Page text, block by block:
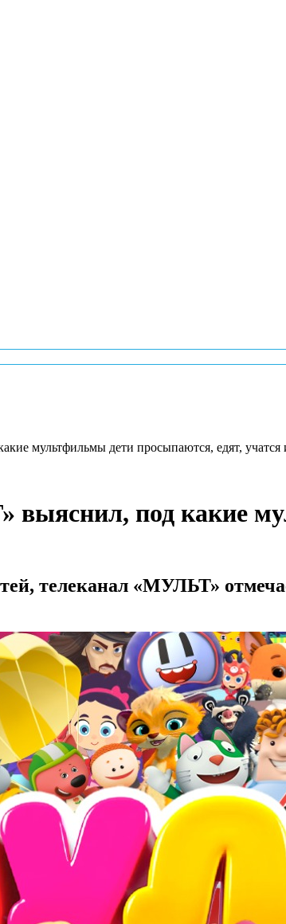
мультфильмы дети просыпаются, едят, учатся
под какие
телеканал «МУЛЬТ»